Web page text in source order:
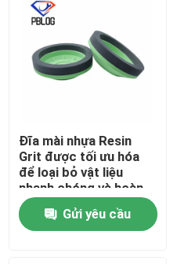
Đĩa mài nhựa Resin
Grit được tối ưu hóa
để loại bỏ vật liệu
nhanh chóng và hoàn
thiện bề mặt nhẵn
trong chế tạo kim loại
Gửi yêu cầu